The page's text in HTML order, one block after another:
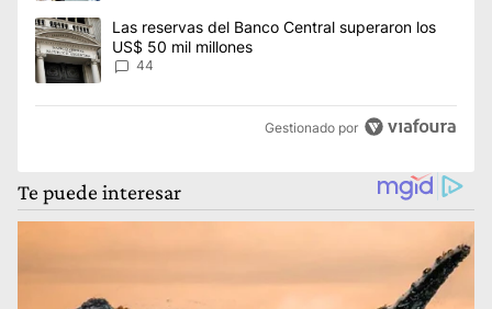
Un artículo de tendencia con el título "Las reservas del Banco
Las reservas del Banco Central superaron los
US$ 50 mil millones
44
Gestionado por